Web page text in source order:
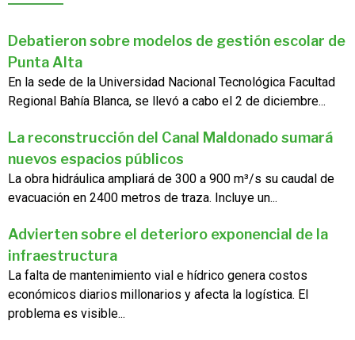
Debatieron sobre modelos de gestión escolar de
Punta Alta
En la sede de la Universidad Nacional Tecnológica Facultad
Regional Bahía Blanca, se llevó a cabo el 2 de diciembre...
La reconstrucción del Canal Maldonado sumará
nuevos espacios públicos
La obra hidráulica ampliará de 300 a 900 m³/s su caudal de
evacuación en 2400 metros de traza. Incluye un...
Advierten sobre el deterioro exponencial de la
infraestructura
La falta de mantenimiento vial e hídrico genera costos
económicos diarios millonarios y afecta la logística. El
problema es visible...